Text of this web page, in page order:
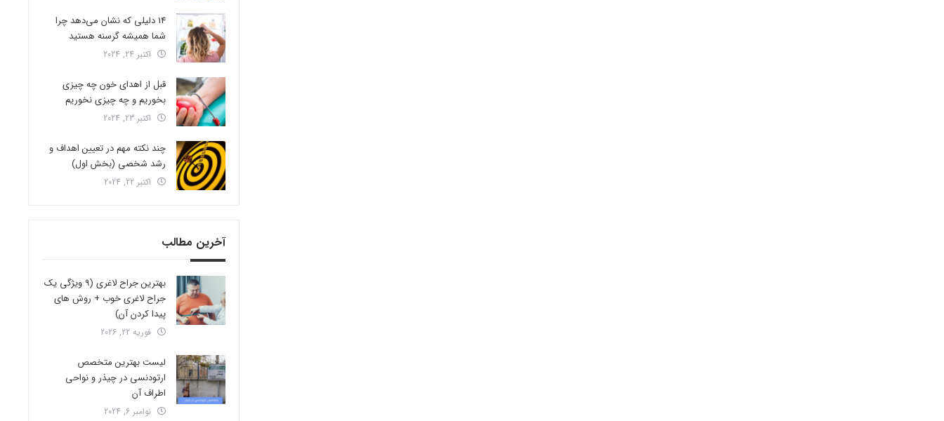
14 دلیلی که نشان می‌دهد چرا
شما همیشه گرسنه هستید
اکتبر 24, 2024
قبل از اهدای خون چه چیزی
بخوریم و چه چیزی نخوریم
اکتبر 23, 2024
چند نکته مهم در تعیین اهداف و
رشد شخصی (بخش اول)
اکتبر 22, 2024
آخرین مطالب
بهترین جراح لاغری (9 ویژگی یک
جراح لاغری خوب + روش های
پیدا کردن آن)
فوریه 22, 2026
لیست بهترین متخصص
ارتودنسی در چیذر و نواحی
اطراف آن
نوامبر 6, 2024